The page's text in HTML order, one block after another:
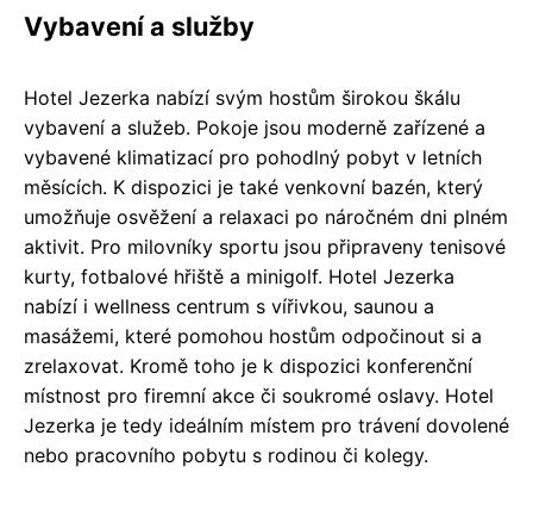
Vybavení a služby
Hotel Jezerka nabízí svým hostům širokou škálu
vybavení a služeb. Pokoje jsou moderně zařízené a
vybavené klimatizací pro pohodlný pobyt v letních
měsících. K dispozici je také venkovní bazén, který
umožňuje osvěžení a relaxaci po náročném dni plném
aktivit. Pro milovníky sportu jsou připraveny tenisové
kurty, fotbalové hřiště a minigolf. Hotel Jezerka
nabízí i wellness centrum s vířivkou, saunou a
masážemi, které pomohou hostům odpočinout si a
zrelaxovat. Kromě toho je k dispozici konferenční
místnost pro firemní akce či soukromé oslavy. Hotel
Jezerka je tedy ideálním místem pro trávení dovolené
nebo pracovního pobytu s rodinou či kolegy.